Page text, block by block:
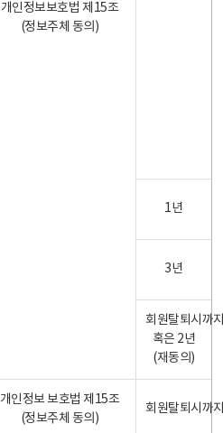
개인정보보호법 제15조
(정보주체 동의)
1년
3년
회원탈퇴시까
혹은 2년
(재동의)
개인정보 보호법 제15조
(정보주체 동의)
회원탈퇴시까